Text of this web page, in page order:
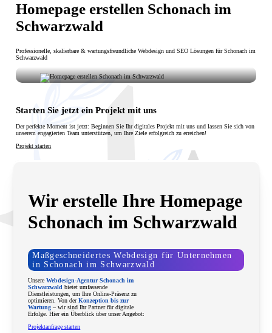
Homepage erstellen Schonach im
Schwarzwald
Professionelle, skalierbare & wartungsfreundliche Webdesign und SEO Lösungen für Schonach im
Schwarzwald
Schonach im Schwarzwald. Wir entwickeln moderne,
funktionale Websites, die Ihr Unternehmen lokal und
digital sichtbar machen.
Starten Sie jetzt ein Projekt mit uns
Der perfekte Moment ist jetzt: Beginnen Sie Ihr digitales Projekt mit uns und lassen Sie sich von
unserem engagierten Team unterstützen, um Ihre Ziele erfolgreich zu erreichen!
Projekt starten
Wir erstelle Ihre Homepage
Schonach im Schwarzwald
Maßgeschneidertes Webdesign für Unternehmen
in Schonach im Schwarzwald
UnsereWebdesign-Agentur Schonach im
Schwarzwald bietet umfassende
Dienstleistungen, um Ihre Online-Präsenz zu
optimieren. Von derKonzeption bis zur
Wartung – wir sind Ihr Partner für digitale
Erfolge. Hier ein Überblick über unser Angebot:
Projektanfrage starten